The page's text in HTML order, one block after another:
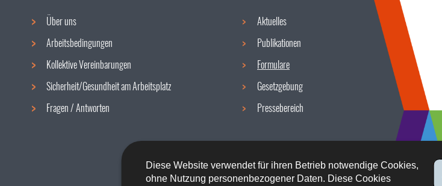
Diese Website verwendet für ihren Betrieb notwendige Cookies,
ohne Nutzung personenbezogener Daten. Diese Cookies
Navigationsmenü
Über uns
Arbeitsbedingungen
Kollektive Vereinbarungen
Sicherheit/Gesundheit am Arbeitsplatz
Fragen / Antworten
Aktuelles
Publikationen
Formulare
Gesetzgebung
Pressebereich